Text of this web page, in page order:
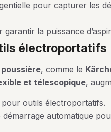
pour capturer les
garantir la puissance
électroportatifs
, comme le
et télescopique,
outils électroportatifs.
automatique